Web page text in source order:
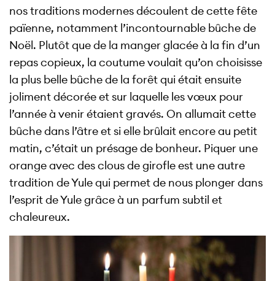
nos traditions modernes découlent de cette fête
païenne, notamment l’incontournable bûche de
Noël. Plutôt que de la manger glacée à la fin d’un
repas copieux, la coutume voulait qu’on choisisse
la plus belle bûche de la forêt qui était ensuite
joliment décorée et sur laquelle les vœux pour
l’année à venir étaient gravés. On allumait cette
bûche dans l’âtre et si elle brûlait encore au petit
matin, c’était un présage de bonheur. Piquer une
orange avec des clous de girofle est une autre
tradition de Yule qui permet de nous plonger dans
l’esprit de Yule grâce à un parfum subtil et
chaleureux.